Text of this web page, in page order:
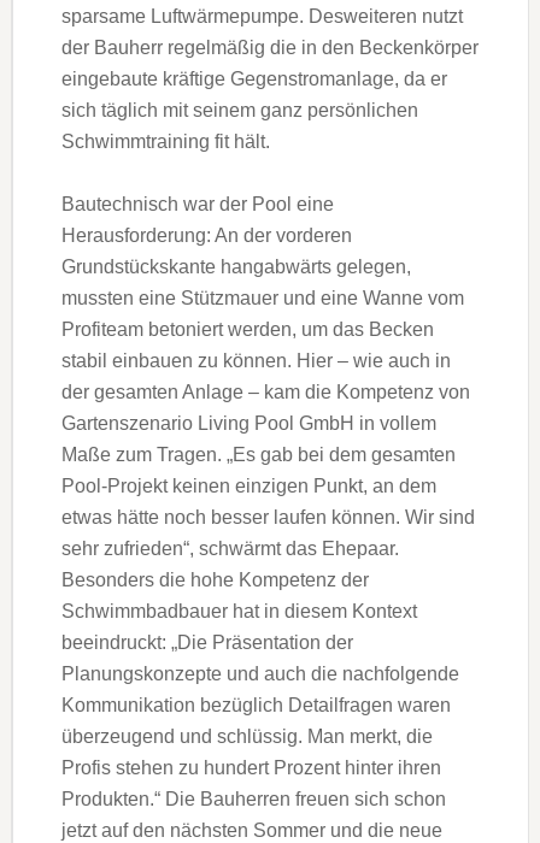
sparsame Luftwärmepumpe. Desweiteren nutzt
der Bauherr regelmäßig die in den Beckenkörper
eingebaute kräftige Gegenstromanlage, da er
sich täglich mit seinem ganz persönlichen
Schwimmtraining fit hält.
Bautechnisch war der Pool eine
Herausforderung: An der vorderen
Grundstückskante hangabwärts gelegen,
mussten eine Stützmauer und eine Wanne vom
Profiteam betoniert werden, um das Becken
stabil einbauen zu können. Hier – wie auch in
der gesamten Anlage – kam die Kompetenz von
Gartenszenario Living Pool GmbH in vollem
Maße zum Tragen. „Es gab bei dem gesamten
Pool-Projekt keinen einzigen Punkt, an dem
etwas hätte noch besser laufen können. Wir sind
sehr zufrieden“, schwärmt das Ehepaar.
Besonders die hohe Kompetenz der
Schwimmbadbauer hat in diesem Kontext
beeindruckt: „Die Präsentation der
Planungskonzepte und auch die nachfolgende
Kommunikation bezüglich Detailfragen waren
überzeugend und schlüssig. Man merkt, die
Profis stehen zu hundert Prozent hinter ihren
Produkten.“ Die Bauherren freuen sich schon
jetzt auf den nächsten Sommer und die neue